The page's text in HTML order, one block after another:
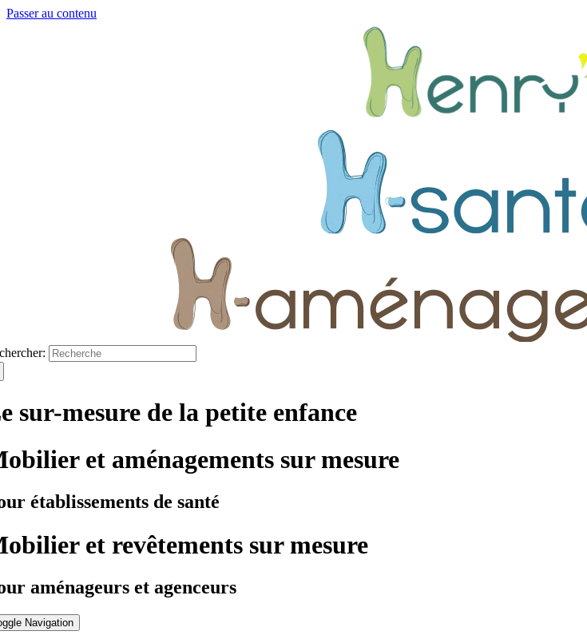
Passer au contenu
sur-mesure de la petite enfance
et aménagements sur mesure
établissements de santé
et revêtements sur mesure
aménageurs et agenceurs
Navigation